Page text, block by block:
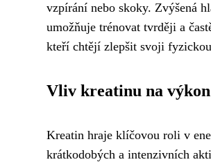
vzpírání nebo skoky. Zvýšená
umožňuje trénovat tvrději a
kteří chtějí zlepšit svoji
Vliv kreatinu na výkon
Kreatin hraje klíčovou roli v
krátkodobých a intenzivních